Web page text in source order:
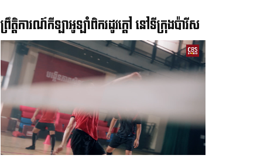
ព្រឹត្តិការណ៍កីឡាអូឡាំពិករដូវក្ដៅ នៅទីក្រុងប៉ារីស